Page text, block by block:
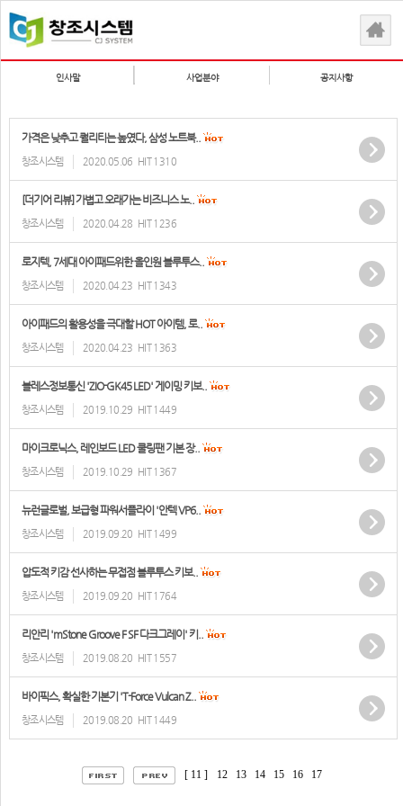
인사말 사업분야 공지사항
가격은 낮추고 퀄리티는 높였다, 삼성 노트북..
창조시스템 2020.05.06 HIT 1310
[더기어 리뷰] 가볍고 오래가는 비즈니스 노..
창조시스템 2020.04.28 HIT 1236
로지텍, 7세대 아이패드위한 올인원 블루투스..
창조시스템 2020.04.23 HIT 1343
아이패드의 활용성을 극대할 HOT 아이템, 로..
창조시스템 2020.04.23 HIT 1363
블레스정보통신 'ZIO-GK45 LED' 게이밍 키보..
창조시스템 2019.10.29 HIT 1449
마이크로닉스, 레인보드 LED 쿨링팬 기본 장..
창조시스템 2019.10.29 HIT 1367
뉴런글로벌, 보급형 파워서플라이 '안텍 VP6..
창조시스템 2019.09.20 HIT 1499
압도적 키감 선사하는 무접점 블루투스 키보..
창조시스템 2019.09.20 HIT 1764
리안리 'mStone Groove F SF 다크그레이' 키..
창조시스템 2019.08.20 HIT 1557
바이픽스, 확실한 기본기 'T-Force Vulcan Z..
창조시스템 2019.08.20 HIT 1449
[ 11 ] 12 13 14 15 16 17